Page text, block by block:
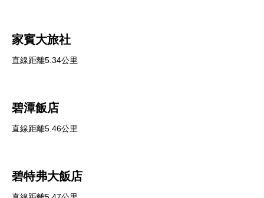
家賓大旅社
直線距離5.34公里
碧潭飯店
直線距離5.46公里
碧特弗大飯店